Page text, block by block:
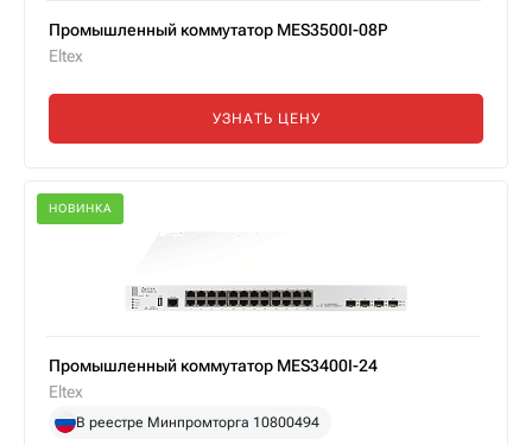
Промышленный коммутатор MES3500I-08P
Eltex
УЗНАТЬ ЦЕНУ
НОВИНКА
Промышленный коммутатор MES3400I-24
Eltex
В реестре Минпромторга 10800494